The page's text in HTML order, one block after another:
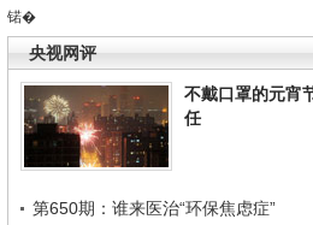
锘�
央视网评
不戴口罩的元宵
任
第650期：谁来医治“环保焦虑症”